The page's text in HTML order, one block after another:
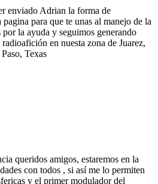
enviado Adrian la forma de
pagina para que te unas al manejo de la
por la ayuda y seguimos generando
en nuesta zona de Juarez,
Texas
queridos amigos, estaremos en la
con todos , si así me lo permiten
y el primer modulador del